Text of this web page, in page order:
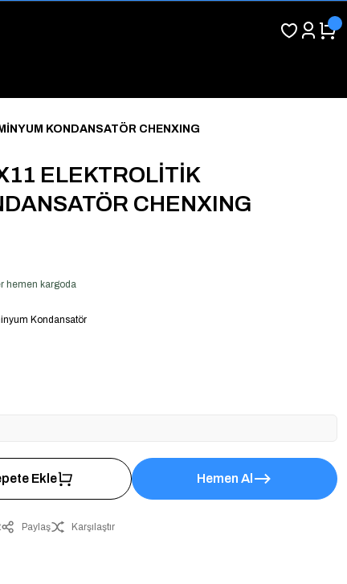
KONDANSATÖR CHENXING
ELEKTROLİTİK
CHENXING
hemen kargoda
Kondansatör
Ekle Hemen Al
Paylaş Karşılaştır